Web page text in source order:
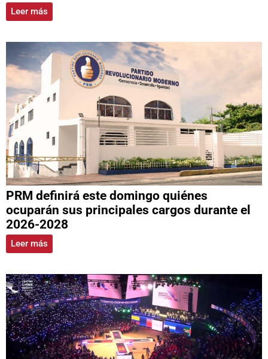
Leer más
PRM definirá este domingo quiénes
ocuparán sus principales cargos durante el
2026-2028
Leer más